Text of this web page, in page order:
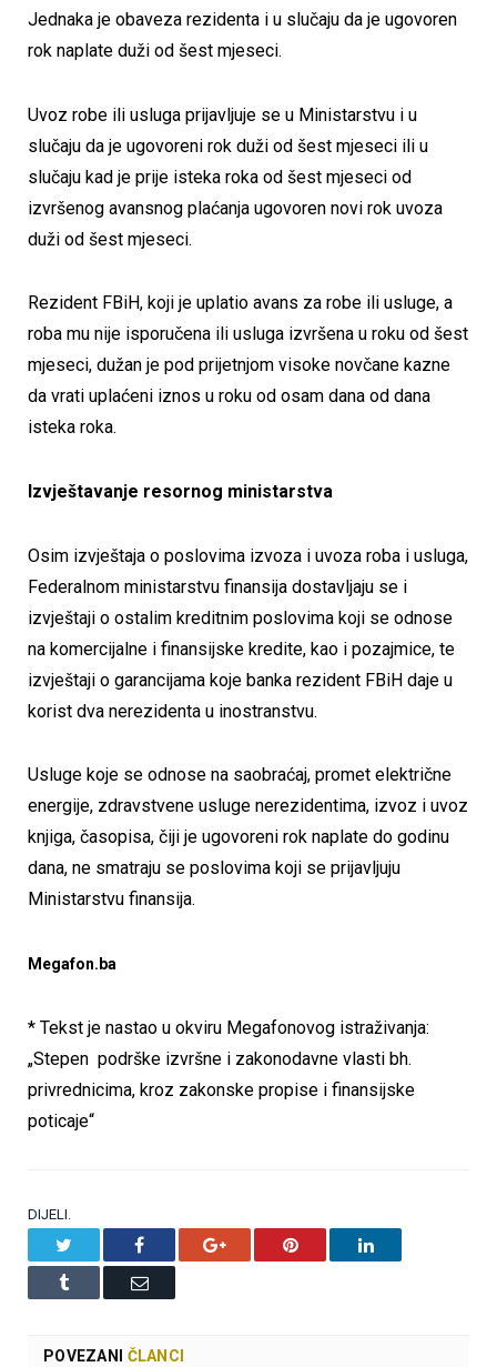
Jednaka je obaveza rezidenta i u slučaju da je ugovoren
rok naplate duži od šest mjeseci.
Uvoz robe ili usluga prijavljuje se u Ministarstvu i u
slučaju da je ugovoreni rok duži od šest mjeseci ili u
slučaju kad je prije isteka roka od šest mjeseci od
izvršenog avansnog plaćanja ugovoren novi rok uvoza
duži od šest mjeseci.
Rezident FBiH, koji je uplatio avans za robe ili usluge, a
roba mu nije isporučena ili usluga izvršena u roku od šest
mjeseci, dužan je pod prijetnjom visoke novčane kazne
da vrati uplaćeni iznos u roku od osam dana od dana
isteka roka.
Izvještavanje resornog ministarstva
Osim izvještaja o poslovima izvoza i uvoza roba i usluga,
Federalnom ministarstvu finansija dostavljaju se i
izvještaji o ostalim kreditnim poslovima koji se odnose
na komercijalne i finansijske kredite, kao i pozajmice, te
izvještaji o garancijama koje banka rezident FBiH daje u
korist dva nerezidenta u inostranstvu.
Usluge koje se odnose na saobraćaj, promet električne
energije, zdravstvene usluge nerezidentima, izvoz i uvoz
knjiga, časopisa, čiji je ugovoreni rok naplate do godinu
dana, ne smatraju se poslovima koji se prijavljuju
Ministarstvu finansija.
Megafon.ba
* Tekst je nastao u okviru Megafonovog istraživanja:
„Stepen podrške izvršne i zakonodavne vlasti bh.
privrednicima, kroz zakonske propise i finansijske
poticaje“
DIJELI.
Facebook Google+ Pinterest LinkedIn
Tumblr Email
POVEZANI ČLANCI